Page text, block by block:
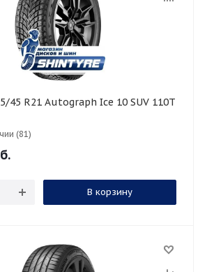
(81)
В корзину